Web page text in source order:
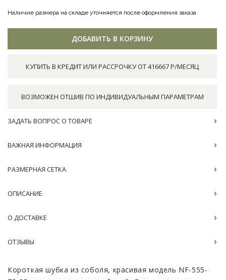
Наличие размера на складе уточняется после оформления заказа
ДОБАВИТЬ В КОРЗИНУ
КУПИТЬ В КРЕДИТ ИЛИ РАССРОЧКУ ОТ 416667 Р/МЕСЯЦ
ВОЗМОЖЕН ОТШИВ ПО ИНДИВИДУАЛЬНЫМ ПАРАМЕТРАМ
ЗАДАТЬ ВОПРОС О ТОВАРЕ
ВАЖНАЯ ИНФОРМАЦИЯ
РАЗМЕРНАЯ СЕТКА
ОПИСАНИЕ
О ДОСТАВКЕ
ОТЗЫВЫ
Короткая шубка из соболя, красивая модель NF-555-